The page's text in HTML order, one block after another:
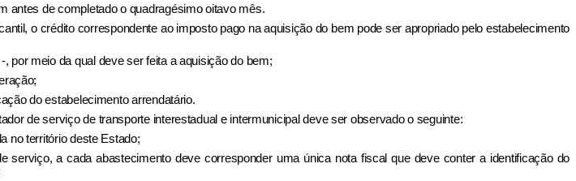
antes de completado o quadragésimo oitavo mês.
o crédito correspondente ao imposto pago na aquisição do bem pode ser apropriado pelo estabelecimento
por meio da qual deve ser feita a aquisição do bem;
do estabelecimento arrendatário.
de serviço de transporte interestadual e intermunicipal deve ser observado o seguinte:
no território deste Estado;
a cada abastecimento deve corresponder uma única nota fiscal que deve conter a identificação do